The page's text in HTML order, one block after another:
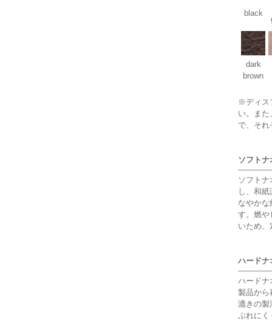
black
dark
brown
※ディス
い。ま
で、そ
ソフト
ソフト
し、和
なやか
す。燃や
いため
ハード
ハードナ
製品から
漉きの製
ぶれにく